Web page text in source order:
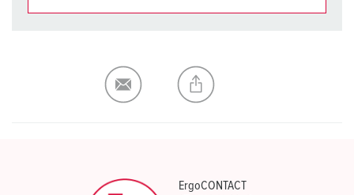
生成新清单
ErgoCONTACT